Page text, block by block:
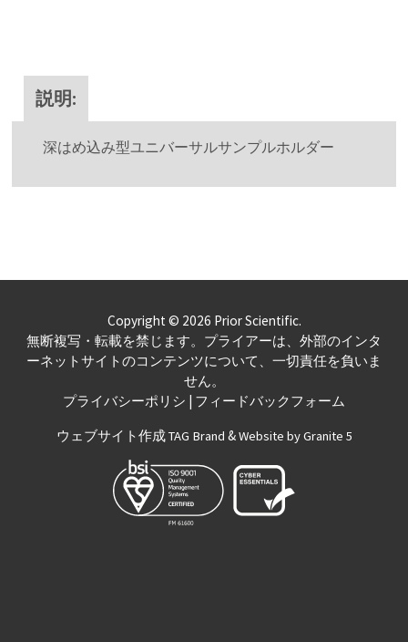
説明:
深はめ込み型ユニバーサルサンプルホルダー
Copyright © 2026 Prior Scientific.
無断複写・転載を禁じます。プライアーは、外部のインタ
ーネットサイトのコンテンツについて、一切責任を負いま
せん。
プライバシーポリシ フィードバックフォーム
ウェブサイト作成TAG Brand &Website by Granite 5